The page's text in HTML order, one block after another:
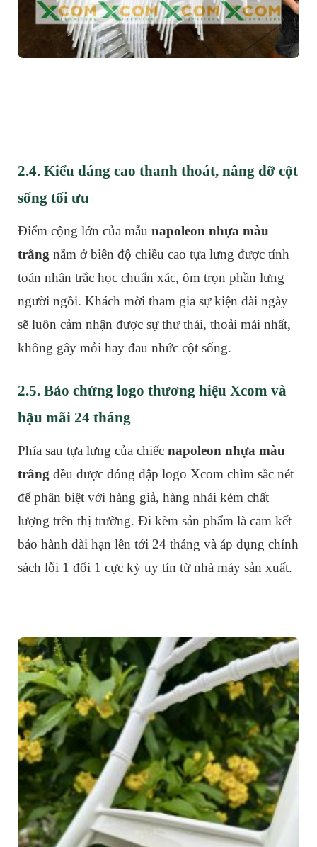
2.4. Kiểu dáng cao thanh thoát, nâng đỡ cột
sống tối ưu
Điểm cộng lớn của mẫu napoleon nhựa màu
trắng nằm ở biên độ chiều cao tựa lưng được tính
toán nhân trắc học chuẩn xác, ôm trọn phần lưng
người ngồi. Khách mời tham gia sự kiện dài ngày
sẽ luôn cảm nhận được sự thư thái, thoải mái nhất,
không gây mỏi hay đau nhức cột sống.
2.5. Bảo chứng logo thương hiệu Xcom và
hậu mãi 24 tháng
Phía sau tựa lưng của chiếc napoleon nhựa màu
trắng đều được đóng dập logo Xcom chìm sắc nét
để phân biệt với hàng giả, hàng nhái kém chất
lượng trên thị trường. Đi kèm sản phẩm là cam kết
bảo hành dài hạn lên tới 24 tháng và áp dụng chính
sách lỗi 1 đổi 1 cực kỳ uy tín từ nhà máy sản xuất.